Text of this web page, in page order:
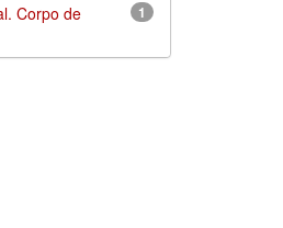
1
Corpo de